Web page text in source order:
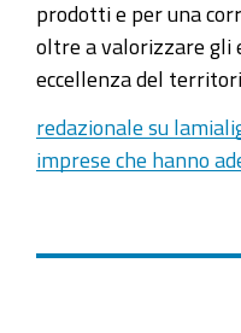
prodotti e per una
oltre a valorizzare gli
eccellenza del
redazionale su
imprese che hanno